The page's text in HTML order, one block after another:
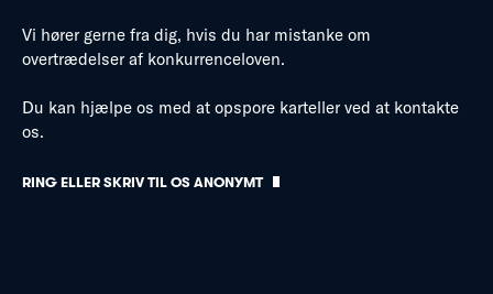
Vi hører gerne fra dig, hvis du har mistanke om
overtrædelser af konkurrenceloven.
Du kan hjælpe os med at opspore karteller ved at kontakte
os.
RING ELLER SKRIV TIL OS ANONYMT